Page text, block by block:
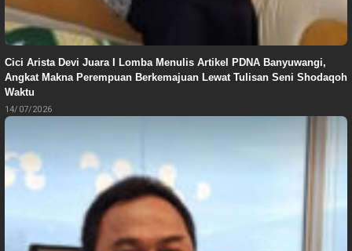
Cici Arista Devi Juara I Lomba Menulis Artikel PDNA Banyuwangi,
Angkat Makna Perempuan Berkemajuan Lewat Tulisan Seni Shodaqoh
Waktu
14/07/2026